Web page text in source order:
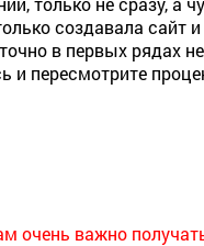
создавала
в первых рядах
пересмотрите
очень важно